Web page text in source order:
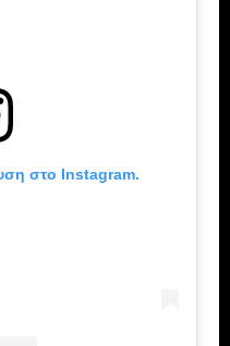
στο Instagram.